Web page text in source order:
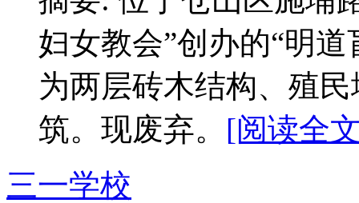
妇女教会”创办的“明
为两层砖木结构、殖
筑。现废弃。 [阅读全
三一学校